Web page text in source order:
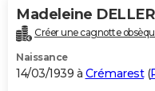
Madeleine
Créer une cagnotte
Naissance
14/03/1939 à Crémarest(